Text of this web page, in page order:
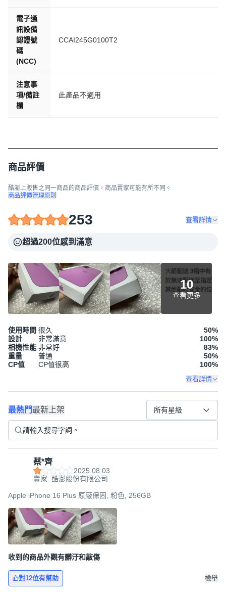
電子通
訊設備
認證號
碼
(NCC)
CCAI245G0100T2
注意事
項/備註
欄
此產品不適用
商品評價
酷澎上販售之同一商品的商品評價，商品賣家可能有所不同。
商品評價管理原則
253 查看詳情
超過200位感到滿意
10
查看更多
使用時間 很久 50%
設計
非常滿意 100%
相機性能 非常好 83%
重量
普通 50%
CP值
CP值很高 100%
查看詳情
最熱門最新上架 所有星級
蔡*齊
2025.08.03
賣家: 酷澎股份有限公司
Apple iPhone 16 Plus 原廠保固, 粉色, 256GB
收到的商品外觀有髒汙和敲傷
對12位有幫助 檢舉